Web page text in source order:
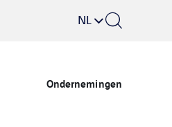
NL
Ondernemingen